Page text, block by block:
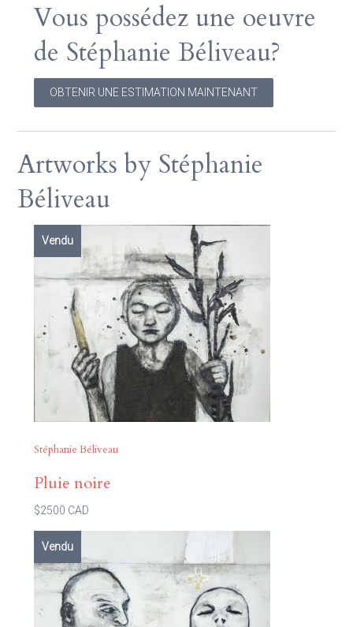
Vous possédez une oeuvre
de Stéphanie Béliveau?
OBTENIR UNE ESTIMATION MAINTENANT
Artworks by Stéphanie
Béliveau
Vendu
Stéphanie Béliveau
Pluie noire
$2500 CAD
Vendu